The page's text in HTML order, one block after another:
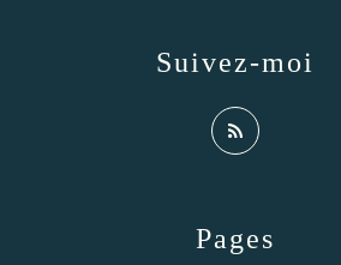
Pages
Suivez-moi